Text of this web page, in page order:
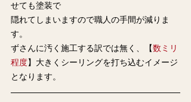
せても塗装で
隠れてしまいますので職人の手間が減りま
す。
ずさんに汚く施工する訳では無く、【数ミリ
程度】大きくシーリングを打ち込むイメージ
となります。